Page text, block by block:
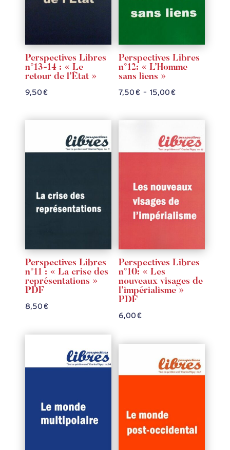
Perspectives Libres
n°13-14 : « Le
retour de l’État »
9,50€
Perspectives Libres
n°12: « L’Homme
sans liens »
7,50 € – 15,00 €Plage
prix :
à
Perspectives Libres
n°11 : « La crise des
représentations »
PDF
8,50€
Perspectives Libres
n°10: « Les
nouveaux visages de
l’impérialisme »
PDF
6,00 €